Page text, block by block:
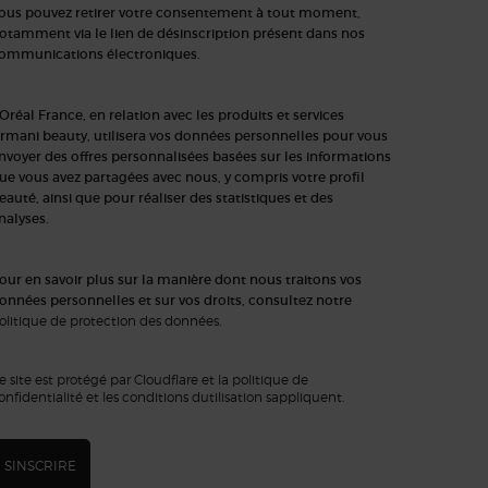
pouvez retirer votre consentement à tout moment,
via le lien de désinscription présent dans nos
électroniques.
France, en relation avec les produits et services
beauty, utilisera vos données personnelles pour vous
des offres personnalisées basées sur les informations
vous avez partagées avec nous, y compris votre profil
ainsi que pour réaliser des statistiques et des
en savoir plus sur la manière dont nous traitons vos
personnelles et sur vos droits, consultez notre
de protection des données
site est protégé par Cloudflare et la politique de
et les conditions dutilisation sappliquent.
SINSCRIRE